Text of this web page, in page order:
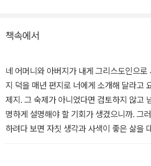
책속에서
네 어머니와 아버지가 내게 그리스도인으로
지 덕을 매년 편지로 너에게 소개해 달라고
제지. 그 숙제가 아니었다면 검토하지 않고
명하게 설명해야 할 기회가 생겼으니까. 그
하려다 보면 자칫 생각과 사색이 좋은 삶을
동할 위험이 있단다.…나는 네가 어려움 없